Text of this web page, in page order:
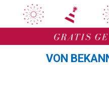
springen
springen
VON